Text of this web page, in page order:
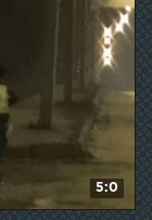
5:0